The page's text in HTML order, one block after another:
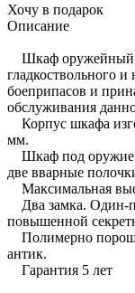
Хочу в подарок
Описание
Шкаф оружейный
гладкоствольного
боеприпасов и
обслуживания
Корпус шкафа
мм.
Шкаф под оружие
две вварные
Максимальная
Два замка. Один-
повышенной
Полимерно
антик.
Гарантия 5 лет